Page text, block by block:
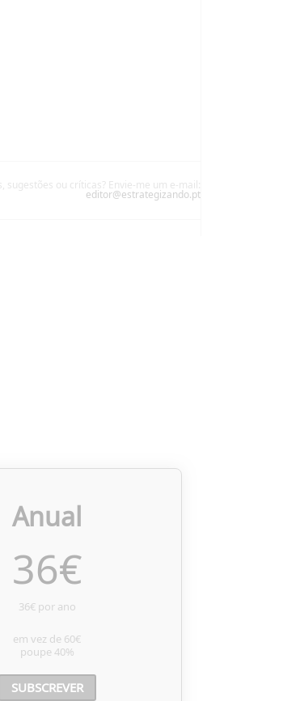
sugestões ou críticas? Envie-me um e-mail:
editor@estrategizando.pt
Anual
36€
36€ por ano
em vez de 60€
poupe40%
SUBSCREVER